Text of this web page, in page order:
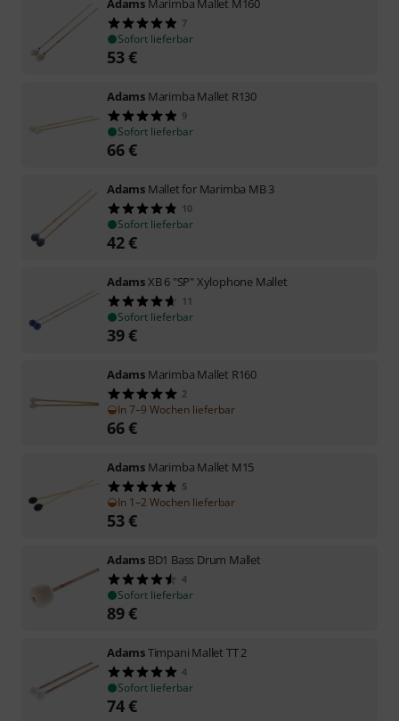
7
Sofort lieferbar
53€
Adams Marimba Mallet R130
9
Sofort lieferbar
66€
Adams Mallet for Marimba MB 3
10
Sofort lieferbar
42€
AdamsXB 6 "SP" Xylophone Mallet
11
Sofort lieferbar
39€
Adams Marimba Mallet R160
2
In 7–9 Wochen lieferbar
66€
Adams Marimba Mallet M15
5
In 1–2 Wochen lieferbar
53€
Adams BD1 Bass Drum Mallet
4
Sofort lieferbar
89€
AdamsTimpani Mallet TT 2
4
Sofort lieferbar
74€